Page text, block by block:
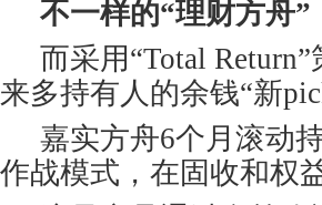
不一样的“理财方舟
而采用“Total
来多持有人的余钱“新
嘉实方舟6个月滚动
作战模式，在固收和权